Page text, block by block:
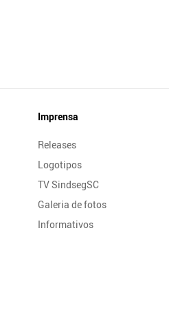
Imprensa
Releases
Logotipos
TV SindsegSC
Galeria de fotos
Informativos